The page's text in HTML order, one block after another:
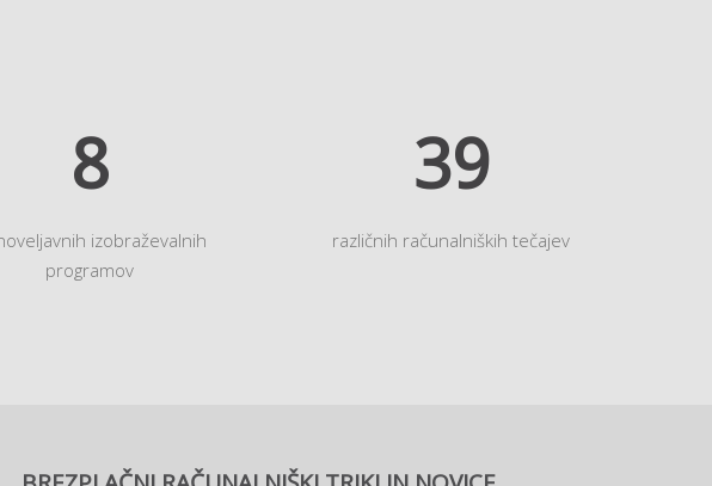
9
izobraževalnih
programov
45
različnih računalniških tečajev